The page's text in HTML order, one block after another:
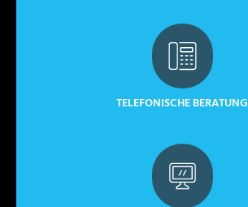
TELEFONISCHE BERATUNG